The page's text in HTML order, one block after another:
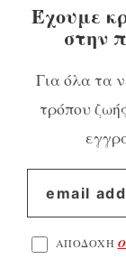
Έχουμε
στην
Για όλα τα
τρόπου
ΑΠΟΔΟΧΗ